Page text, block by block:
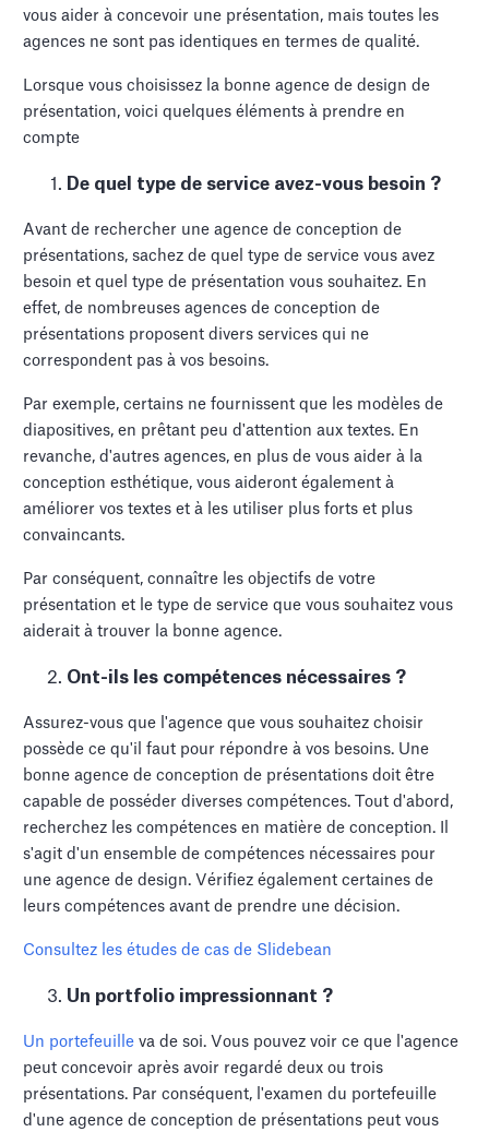
vous aider à concevoir une présentation, mais toutes les
agences ne sont pas identiques en termes de qualité.
Lorsque vous choisissez la bonne agence de design de
présentation, voici quelques éléments à prendre en
compte
De quel type de service avez-vous besoin ?
Avant de rechercher une agence de conception de
présentations, sachez de quel type de service vous avez
besoin et quel type de présentation vous souhaitez. En
effet, de nombreuses agences de conception de
présentations proposent divers services qui ne
correspondent pas à vos besoins.
Par exemple, certains ne fournissent que les modèles de
diapositives, en prêtant peu d'attention aux textes. En
revanche, d'autres agences, en plus de vous aider à la
conception esthétique, vous aideront également à
améliorer vos textes et à les utiliser plus forts et plus
convaincants.
Par conséquent, connaître les objectifs de votre
présentation et le type de service que vous souhaitez vous
aiderait à trouver la bonne agence.
Ont-ils les compétences nécessaires ?
Assurez-vous que l'agence que vous souhaitez choisir
possède ce qu'il faut pour répondre à vos besoins. Une
bonne agence de conception de présentations doit être
capable de posséder diverses compétences. Tout d'abord,
recherchez les compétences en matière de conception. Il
s'agit d'un ensemble de compétences nécessaires pour
une agence de design. Vérifiez également certaines de
leurs compétences avant de prendre une décision.
Consultez les études de cas de Slidebean
Un portfolio impressionnant ?
Un portefeuille va de soi. Vous pouvez voir ce que l'agence
peut concevoir après avoir regardé deux ou trois
présentations. Par conséquent, l'examen du portefeuille
d'une agence de conception de présentations peut vous